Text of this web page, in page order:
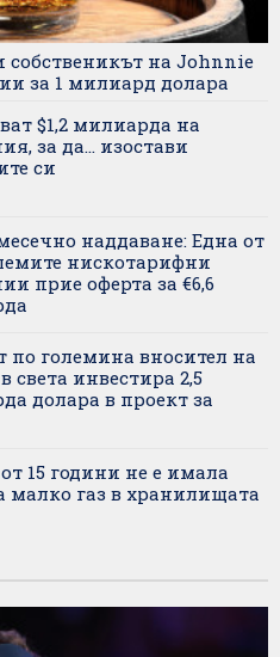
собственикът на Johnnie
за 1 милиард долара
$1,2 милиарда на
за да... изостави
си
наддаване: Една от
нискотарифни
прие оферта за €6,6
по големина вносител на
света инвестира 2,5
долара в проект за
15 години не е имала
малко газ в хранилищата